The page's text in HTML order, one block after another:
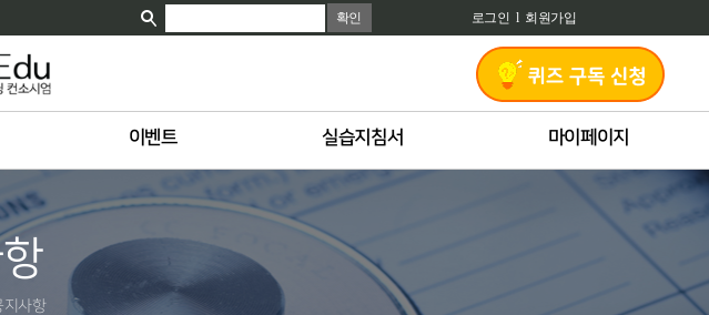
로그인 l 회원가입
확인
이벤트 실습지침서 마이페이지
지사항